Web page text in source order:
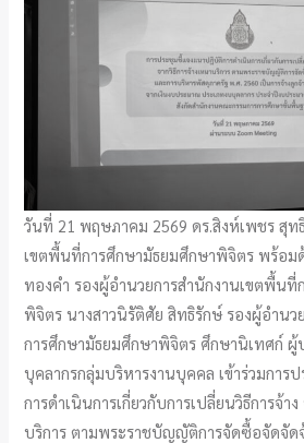
วันที่ 21 พฤษภาคม 2569 ดร.สิงห์เพชร สุท
เขตพื้นที่การศึกษามัธยมศึกษาพิจิตร พร้อม
ทองคำ รองผู้อำนวยการสำนักงานเขตพื้นที่
พิจิตร นางสาวนิรัติศัย สิทธิรักษ์ รองผู้อำน
การศึกษามัธยมศึกษาพิจิตร ศึกษานิเทศก์ ผู้
บุคลากรกลุ่มบริหารงานบุคคล เข้าร่วมกา
การดำเนินการเกี่ยวกับการเปลี่ยนวิธีการจ้าง
บริการ ตามพระราชบัญญัติการจัดซื้อจัดจัด